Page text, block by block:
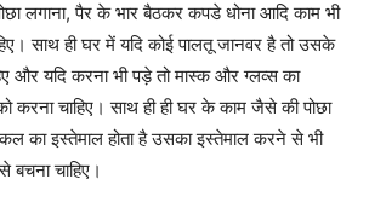
लगाना, पैर के भार बैठकर कपडे धोना आदि काम भी
साथ ही घर में यदि कोई पालतू जानवर है तो उसके
और यदि करना भी पड़े तो मास्क और ग्लव्स का
करना चाहिए। साथ ही ही घर के काम जैसे की पोछा
का इस्तेमाल होता है उसका इस्तेमाल करने से भी
बचना चाहिए।